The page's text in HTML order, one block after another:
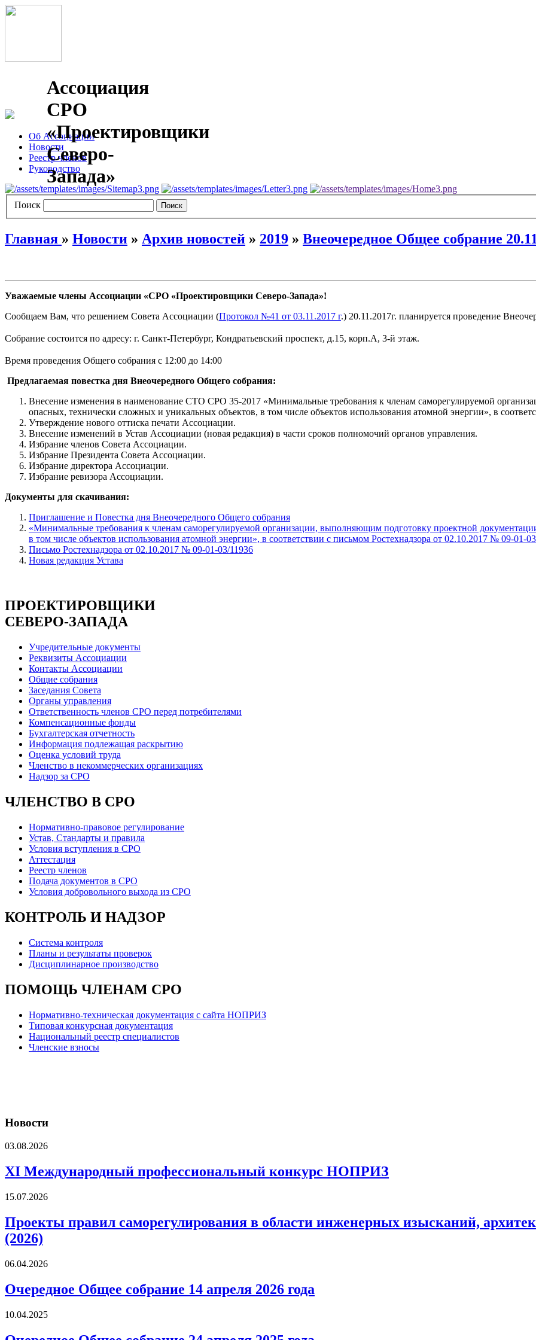
Ассоциация
СРО
«Проектировщики
Северо-
Запада»
Об Ассоциации
Новости
Реестр членов
Руководство
Поиск
Главная » Новости » Архив новостей » 2019 » Внеочередное Общее собрание
Уважаемые члены Ассоциации «СРО «Проектировщики Северо-Запада»!
Сообщаем Вам, что решением Совета Ассоциации (Протокол №41 от 03.11.2017 г.) 20.11.2017г. планируется проведение
Собрание состоится по адресу: г. Санкт-Петербург, Кондратьевский проспект, д.15, корп.А, 3-й этаж.
Время проведения Общего собрания с 12:00 до 14:00
Предлагаемая повестка дня Внеочередного Общего собрания:
Внесение изменения в наименование СТО СРО 35-2017 «Минимальные требования к членам саморегулируемой
опасных, технически сложных и уникальных объектов, в том числе объектов использования атомной энергии», в
Утверждение нового оттиска печати Ассоциации.
Внесение изменений в Устав Ассоциации (новая редакция) в части сроков полномочий органов управления.
Избрание членов Совета Ассоциации.
Избрание Президента Совета Ассоциации.
Избрание директора Ассоциации.
Избрание ревизора Ассоциации.
Документы для скачивания:
Приглашение и Повестка дня Внеочередного Общего собрания
«Минимальные требования к членам саморегулируемой организации, выполняющим подготовку проектной
в том числе объектов использования атомной энергии», в соответствии с письмом Ростехнадзора от 02.10.2017 № 09-01-
Письмо Ростехнадзора от 02.10.2017 № 09-01-03/11936
Новая редакция Устава
ПРОЕКТИРОВЩИКИ
СЕВЕРО-ЗАПАДА
Учредительные документы
Реквизиты Ассоциации
Контакты Ассоциации
Общие собрания
Заседания Совета
Органы управления
Ответственность членов СРО перед потребителями
Компенсационные фонды
Бухгалтерская отчетность
Информация подлежащая раскрытию
Оценка условий труда
Членство в некоммерческих организациях
Надзор за СРО
ЧЛЕНСТВО В СРО
Нормативно-правовое регулирование
Устав, Стандарты и правила
Условия вступления в СРО
Аттестация
Реестр членов
Подача документов в СРО
Условия добровольного выхода из СРО
КОНТРОЛЬ И НАДЗОР
Система контроля
Планы и результаты проверок
Дисциплинарное производство
ПОМОЩЬ ЧЛЕНАМ СРО
Нормативно-техническая документация с сайта НОПРИЗ
Типовая конкурсная документация
Национальный реестр специалистов
Членские взносы
Новости
03.08.2026
XI Международный профессиональный конкурс НОПРИЗ
15.07.2026
Проекты правил саморегулирования в области инженерных изысканий,
(2026)
06.04.2026
Очередное Общее собрание 14 апреля 2026 года
10.04.2025